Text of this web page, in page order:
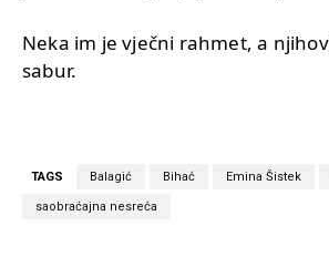
Neka im je vječni rahmet, a
sabur.
TAGS Balagić Bihać Emina Šistek
saobraćajna nesreća